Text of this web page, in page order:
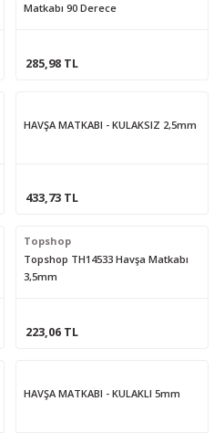
Matkabı 90 Derece
285,98 TL
HAVŞA MATKABI - KULAKSIZ 2,5mm
433,73 TL
Topshop
Topshop TH14533 Havşa Matkabı
3,5mm
223,06 TL
HAVŞA MATKABI - KULAKLI 5mm